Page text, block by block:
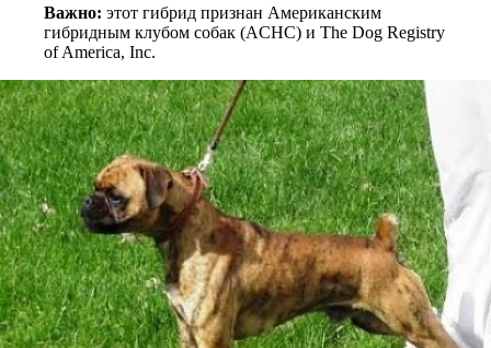
Важно: этот гибрид признан Американским
гибридным клубом собак (ACHC) и The Dog Registry
of America, Inc.